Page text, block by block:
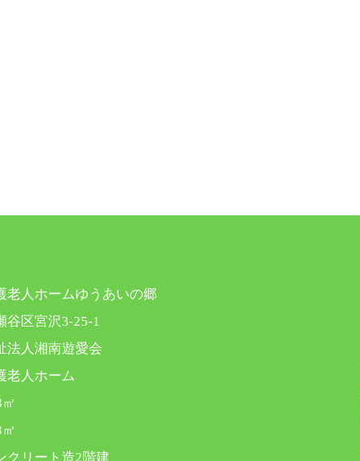
人ホームゆうあいの郷
区宮沢3-25-1
法人湘南遊愛会
老人ホーム
クリート造2階建